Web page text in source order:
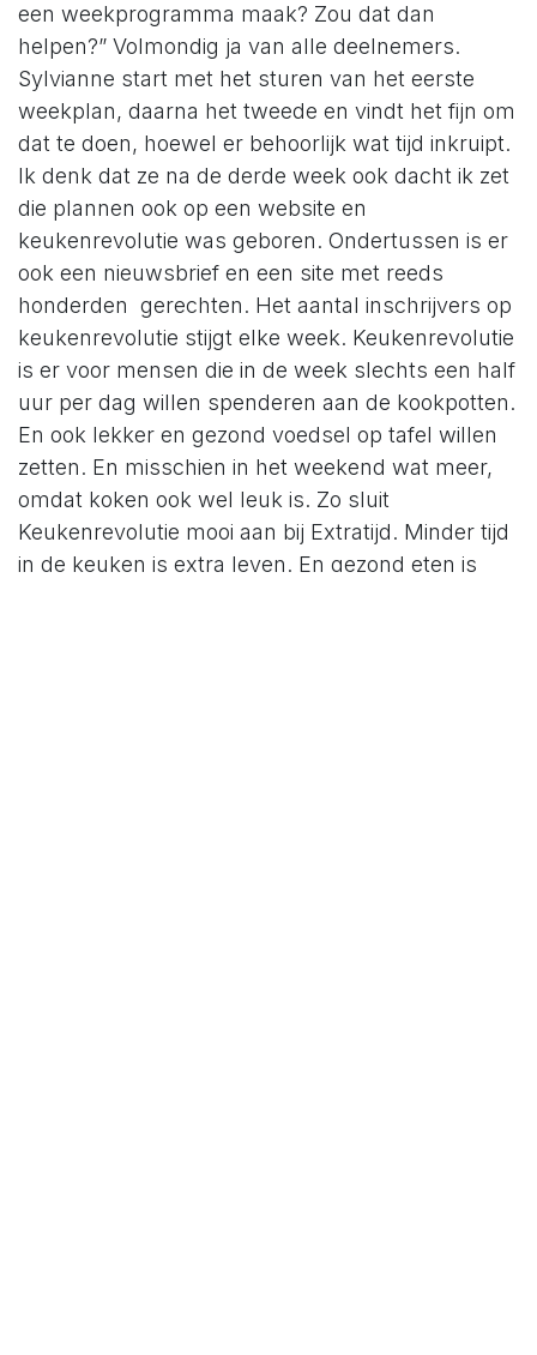
een weekprogramma maak? Zou dat dan
helpen?” Volmondig ja van alle deelnemers.
Sylvianne start met het sturen van het eerste
weekplan, daarna het tweede en vindt het fijn om
dat te doen, hoewel er behoorlijk wat tijd inkruipt.
Ik denk dat ze na de derde week ook dacht ik zet
die plannen ook op een website en
keukenrevolutie was geboren. Ondertussen is er
ook een nieuwsbrief en een site met reeds
honderden gerechten. Het aantal inschrijvers op
keukenrevolutie stijgt elke week. Keukenrevolutie
is er voor mensen die in de week slechts een half
uur per dag willen spenderen aan de kookpotten.
En ook lekker en gezond voedsel op tafel willen
zetten. En misschien in het weekend wat meer,
omdat koken ook wel leuk is. Zo sluit
Keukenrevolutie mooi aan bij Extratijd. Minder tijd
in de keuken is extra leven. En gezond eten is